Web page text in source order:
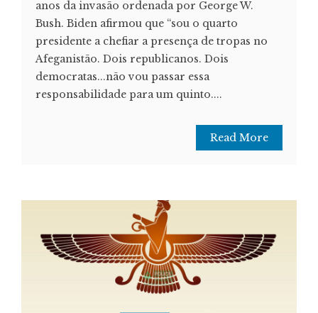
anos da invasão ordenada por George W.
Bush. Biden afirmou que “sou o quarto
presidente a chefiar a presença de tropas no
Afeganistão. Dois republicanos. Dois
democratas...não vou passar essa
responsabilidade para um quinto....
Read More